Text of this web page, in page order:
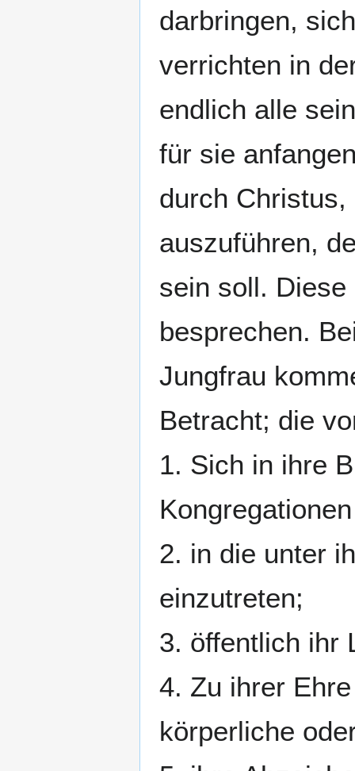
darbringen,
verrichten in
endlich alle
für sie
durch
auszuführen,
sein soll.
besprechen.
Jungfrau
Betracht; die
1. Sich in ihre
2. in die unter
einzutreten;
3. öffentlich ihr
4. Zu ihrer
körperliche